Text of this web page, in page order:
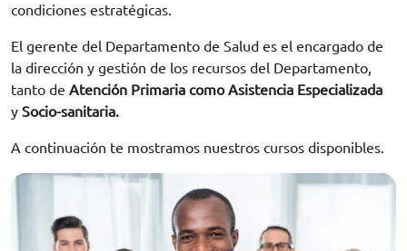
condiciones estratégicas.
El gerente del Departamento de Salud es el encargado de
la dirección y gestión de los recursos del Departamento,
tanto de Atención Primaria como Asistencia Especializada
y Socio-sanitaria.
A continuación te mostramos nuestros cursos disponibles.